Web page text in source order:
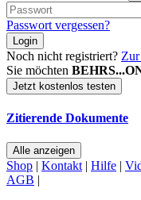
Passwort vergessen?
Login
Noch nicht registriert?
Sie möchten
Jetzt kostenlos testen
Zitierende Dokumente
Alle anzeigen
Shop | Kontakt | Hilfe |
AGB |